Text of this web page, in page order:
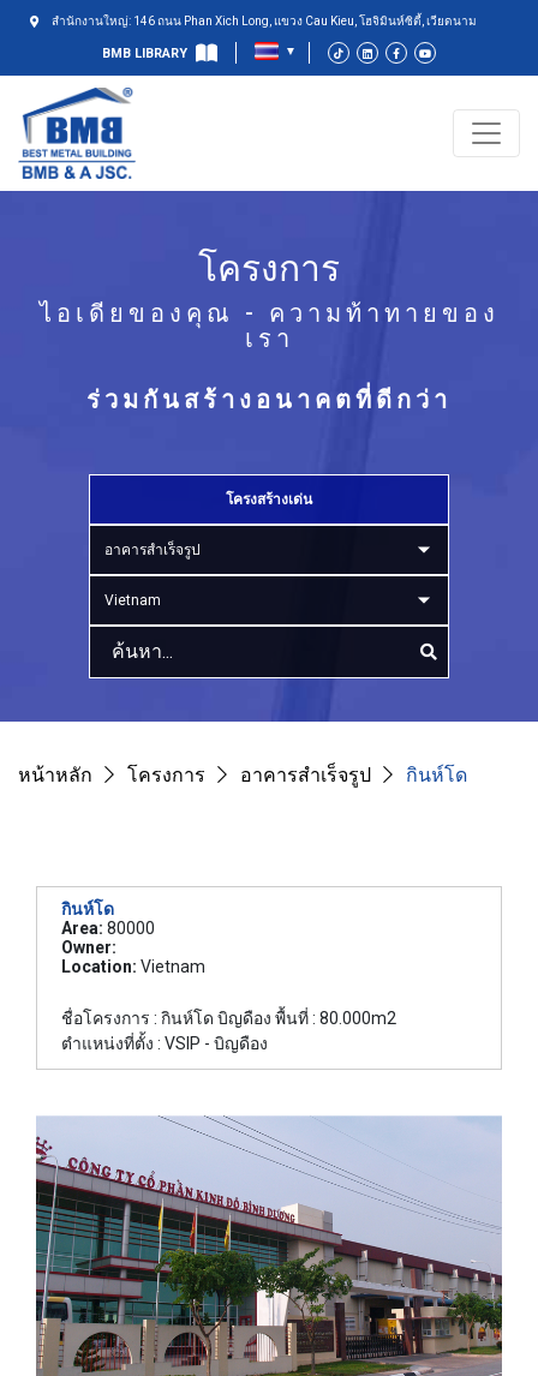
สำนักงานใหญ่: 146 ถนน Phan Xich Long, แขวง Cau Kieu, โฮจิมินห์ซิตี้, เวียดนาม
BMB LIBRARY
โครงการ
ไอเดียของคุณ - ความท้าทายของ
เรา
ร่วมกันสร้างอนาคตที่ดีกว่า
โครงสร้างเด่น
อาคารสำเร็จรูป
Vietnam
หน้าหลัก โครงการ อาคารสำเร็จรูป กินห์โด
กินห์โด
Area: 80000
Owner:
Location: Vietnam
ชื่อโครงการ : กินห์โด บิญดือง พื้นที่ : 80.000m2
ตำแหน่งที่ตั้ง : VSIP - บิญดือง